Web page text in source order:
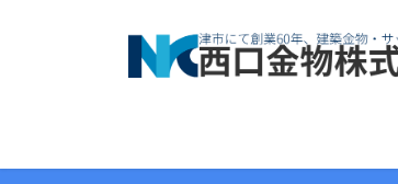
ス
ン